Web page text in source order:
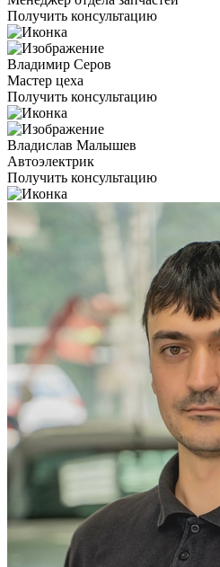
Получить консультацию
Владимир Серов
Мастер цеха
Получить консультацию
Владислав Малышев
Автоэлектрик
Получить консультацию